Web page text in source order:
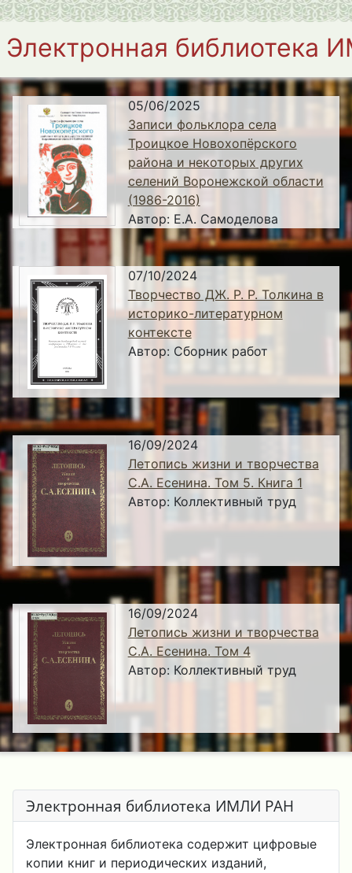
Электронная библиотека
05/06/2025
Записи фольклора села
Троицкое Новохопёрского
района и некоторых других
селений Воронежской области
(1986-2016)
Автор: Е.А. Самоделова
07/10/2024
Творчество ДЖ. Р. Р. Толкина в
историко-литературном
контексте
Автор: Сборник работ
16/09/2024
Летопись жизни и творчества
С.А. Есенина. Том 5. Книга 1
Автор: Коллективный труд
16/09/2024
Летопись жизни и творчества
С.А. Есенина. Том 4
Автор: Коллективный труд
Электронная библиотека ИМЛИ РАН
Электронная библиотека содержит цифровые
копии книг и периодических изданий,